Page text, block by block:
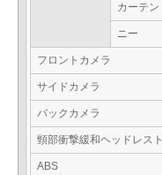
カーテン
ニー
フロントカメラ
サイドカメラ
バックカメラ
頸部衝撃緩和ヘッドレスト
ABS